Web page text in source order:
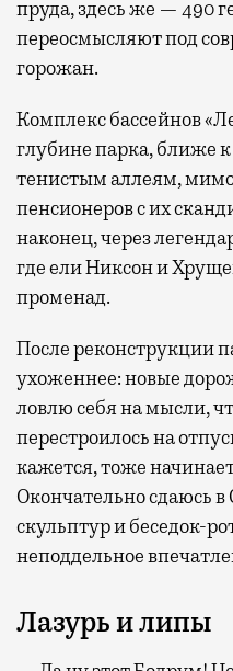
пруда, здесь же — 490
переосмысляют под
горожан.
Комплекс бассейнов
глубине парка, ближе
тенистым аллеям, мимо
пенсионеров с их
наконец, через
где ели Никсон и
променад.
После реконструкции
ухоженнее: новые
ловлю себя на мысли,
перестроилось на
кажется, тоже
Окончательно сдаюсь
скульптур и беседок-
неподдельное
Лазурь и липы